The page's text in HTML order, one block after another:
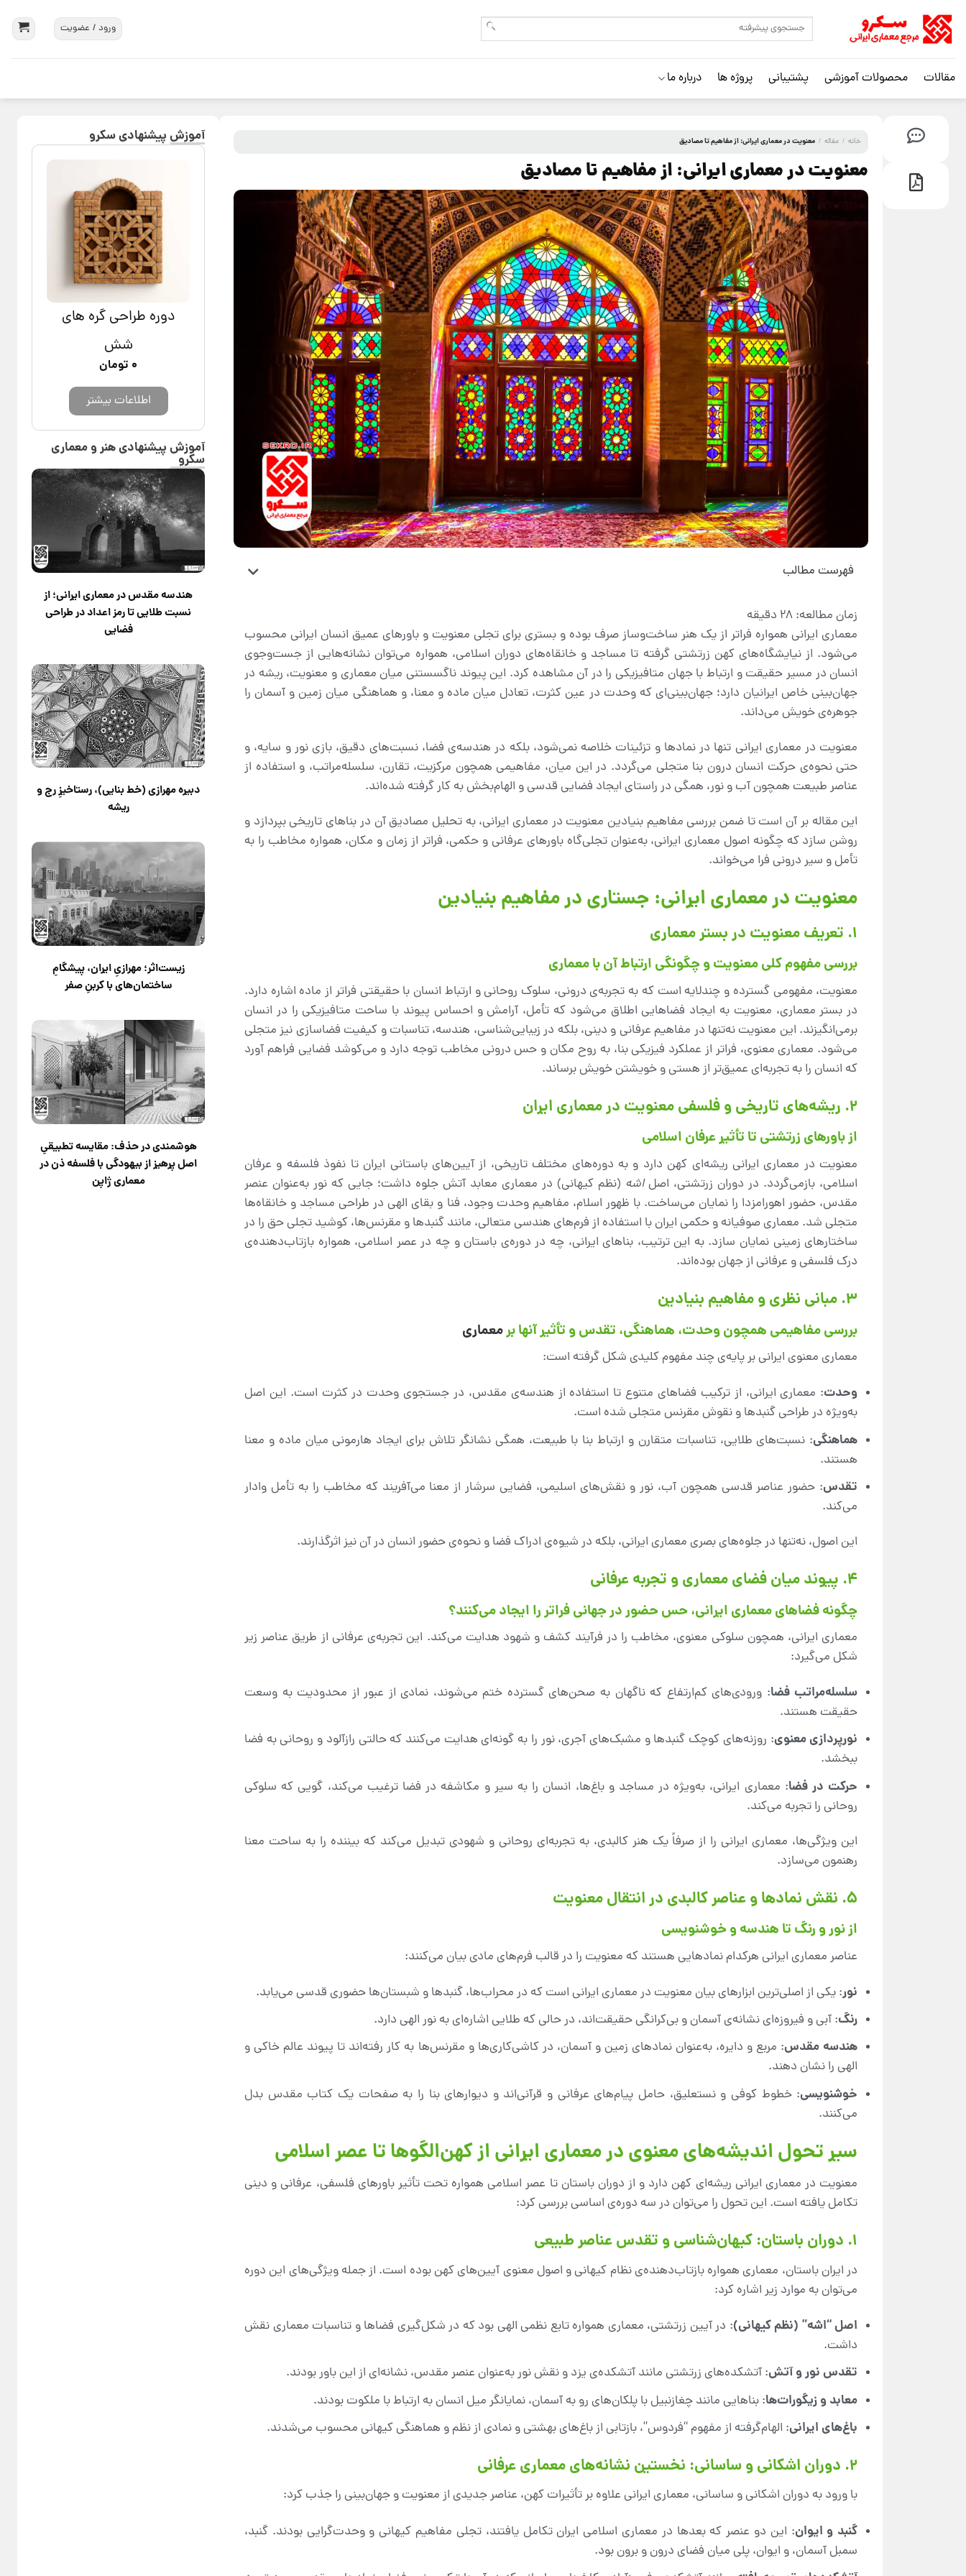
ورود / عضویت
مقالات محصولات آموزشی پشتیبانی پروژه ها درباره ما
خانه / مقاله / معنویت در معماری ایرانی: از مفاهیم تا مصادیق
معنویت در معماری ایرانی: از مفاهیم تا مصادیق
فهرست مطالب
معماری ایرانی همواره فراتر از یک هنر ساخت‌وساز صرف بوده و بستری برای تجلی معنویت و باورهای عمیق انسان ایرانی محسوب
می‌شود. از نیایشگاه‌های کهن زرتشتی گرفته تا مساجد و خانقاه‌های دوران اسلامی، همواره می‌توان نشانه‌هایی از جست‌وجوی
انسان در مسیر حقیقت و ارتباط با جهان متافیزیکی را در آن مشاهده کرد. این پیوند ناگسستنی میان معماری و معنویت، ریشه در
جهان‌بینی خاص ایرانیان دارد؛ جهان‌بینی‌ای که وحدت در عین کثرت، تعادل میان ماده و معنا، و هماهنگی میان زمین و آسمان را
جوهره‌ی خویش می‌داند.
معنویت در معماری ایرانی تنها در نمادها و تزئینات خلاصه نمی‌شود، بلکه در هندسه‌ی فضا، نسبت‌های دقیق، بازی نور و سایه، و
حتی نحوه‌ی حرکت انسان درون بنا متجلی می‌گردد. در این میان، مفاهیمی همچون مرکزیت، تقارن، سلسله‌مراتب، و استفاده از
عناصر طبیعت همچون آب و نور، همگی در راستای ایجاد فضایی قدسی و الهام‌بخش به کار گرفته شده‌اند.
این مقاله بر آن است تا ضمن بررسی مفاهیم بنیادین معنویت در معماری ایرانی، به تحلیل مصادیق آن در بناهای تاریخی بپردازد و
روشن سازد که چگونه اصول معماری ایرانی، به‌عنوان تجلی‌گاه باورهای عرفانی و حکمی، فراتر از زمان و مکان، همواره مخاطب را به
تأمل و سیر درونی فرا می‌خواند.
معنویت در معماری ایرانی: جستاری در مفاهیم بنیادین
۱. تعریف معنویت در بستر معماری
بررسی مفهوم کلی معنویت و چگونگی ارتباط آن با معماری
معنویت، مفهومی گسترده و چندلایه است که به تجربه‌ی درونی، سلوک روحانی و ارتباط انسان با حقیقتی فراتر از ماده اشاره دارد.
در بستر معماری، معنویت به ایجاد فضاهایی اطلاق می‌شود که تأمل، آرامش و احساس پیوند با ساحت متافیزیکی را در انسان
برمی‌انگیزند. این معنویت نه‌تنها در مفاهیم عرفانی و دینی، بلکه در زیبایی‌شناسی، هندسه، تناسبات و کیفیت فضاسازی نیز متجلی
می‌شود. معماری معنوی، فراتر از عملکرد فیزیکی بنا، به روح مکان و حس درونی مخاطب توجه دارد و می‌کوشد فضایی فراهم آورد
که انسان را به تجربه‌ای عمیق‌تر از هستی و خویشتن خویش برساند.
۲. ریشه‌های تاریخی و فلسفی معنویت در معماری ایران
از باورهای زرتشتی تا تأثیر عرفان اسلامی
معنویت در معماری ایرانی ریشه‌ای کهن دارد و به دوره‌های مختلف تاریخی، از آیین‌های باستانی ایران تا نفوذ فلسفه و عرفان
اسلامی، بازمی‌گردد. در دوران زرتشتی، اصلاشه (نظم کیهانی) در معماری معابد آتش جلوه داشت؛ جایی که نور به‌عنوان عنصر
مقدس، حضور اهورامزدا را نمایان می‌ساخت. با ظهور اسلام، مفاهیم وحدت وجود، فنا و بقای الهی در طراحی مساجد و خانقاه‌ها
متجلی شد. معماری صوفیانه و حکمی ایران با استفاده از فرم‌های هندسی متعالی، مانند گنبدها و مقرنس‌ها، کوشید تجلی حق را در
ساختارهای زمینی نمایان سازد. به این ترتیب، بناهای ایرانی، چه در دوره‌ی باستان و چه در عصر اسلامی، همواره بازتاب‌دهنده‌ی
درک فلسفی و عرفانی از جهان بوده‌اند.
۳. مبانی نظری و مفاهیم بنیادین
بررسی مفاهیمی همچون وحدت، هماهنگی، تقدس و تأثیر آنها برمعماری
معماری معنوی ایرانی بر پایه‌ی چند مفهوم کلیدی شکل گرفته است:
وحدت: معماری ایرانی، از ترکیب فضاهای متنوع تا استفاده از هندسه‌ی مقدس، در جستجوی وحدت در کثرت است. این اصل
به‌ویژه در طراحی گنبدها و نقوش مقرنس متجلی شده است.
هماهنگی: نسبت‌های طلایی، تناسبات متقارن و ارتباط بنا با طبیعت، همگی نشانگر تلاش برای ایجاد هارمونی میان ماده و معنا
هستند.
تقدس: حضور عناصر قدسی همچون آب، نور و نقش‌های اسلیمی، فضایی سرشار از معنا می‌آفریند که مخاطب را به تأمل وادار
می‌کند.
این اصول، نه‌تنها در جلوه‌های بصری معماری ایرانی، بلکه در شیوه‌ی ادراک فضا و نحوه‌ی حضور انسان در آن نیز اثرگذارند.
۴. پیوند میان فضای معماری و تجربه عرفانی
چگونه فضاهای معماری ایرانی، حس حضور در جهانی فراتر را ایجاد می‌کنند؟
معماری ایرانی، همچون سلوکی معنوی، مخاطب را در فرآیند کشف و شهود هدایت می‌کند. این تجربه‌ی عرفانی از طریق عناصر زیر
شکل می‌گیرد:
سلسله‌مراتب فضا: ورودی‌های کم‌ارتفاع که ناگهان به صحن‌های گسترده ختم می‌شوند، نمادی از عبور از محدودیت به وسعت
حقیقت هستند.
نورپردازی معنوی: روزنه‌های کوچک گنبدها و مشبک‌های آجری، نور را به گونه‌ای هدایت می‌کنند که حالتی رازآلود و روحانی به فضا
ببخشد.
حرکت در فضا: معماری ایرانی، به‌ویژه در مساجد و باغ‌ها، انسان را به سیر و مکاشفه در فضا ترغیب می‌کند، گویی که سلوکی
روحانی را تجربه می‌کند.
این ویژگی‌ها، معماری ایرانی را از صرفاً یک هنر کالبدی، به تجربه‌ای روحانی و شهودی تبدیل می‌کند که بیننده را به ساحت معنا
رهنمون می‌سازد.
۵. نقش نمادها و عناصر کالبدی در انتقال معنویت
از نور و رنگ تا هندسه و خوشنویسی
عناصر معماری ایرانی هرکدام نمادهایی هستند که معنویت را در قالب فرم‌های مادی بیان می‌کنند:
نور: یکی از اصلی‌ترین ابزارهای بیان معنویت در معماری ایرانی است که در محراب‌ها، گنبدها و شبستان‌ها حضوری قدسی می‌یابد.
رنگ: آبی و فیروزه‌ای نشانه‌ی آسمان و بی‌کرانگی حقیقت‌اند، در حالی که طلایی اشاره‌ای به نور الهی دارد.
هندسه مقدس: مربع و دایره، به‌عنوان نمادهای زمین و آسمان، در کاشی‌کاری‌ها و مقرنس‌ها به کار رفته‌اند تا پیوند عالم خاکی و
الهی را نشان دهند.
خوشنویسی: خطوط کوفی و نستعلیق، حامل پیام‌های عرفانی و قرآنی‌اند و دیوارهای بنا را به صفحات یک کتاب مقدس بدل
می‌کنند.
سیر تحول اندیشه‌های معنوی در معماری ایرانی از کهن‌الگوها تا عصر اسلامی
معنویت در معماری ایرانی ریشه‌ای کهن دارد و از دوران باستان تا عصر اسلامی همواره تحت تأثیر باورهای فلسفی، عرفانی و دینی
تکامل یافته است. این تحول را می‌توان در سه دوره‌ی اساسی بررسی کرد:
۱. دوران باستان: کیهان‌شناسی و تقدس عناصر طبیعی
در ایران باستان، معماری همواره بازتاب‌دهنده‌ی نظام کیهانی و اصول معنوی آیین‌های کهن بوده است. از جمله ویژگی‌های این دوره
می‌توان به موارد زیر اشاره کرد:
اصل “اشه” (نظم کیهانی): در آیین زرتشتی، معماری همواره تابع نظمی الهی بود که در شکل‌گیری فضاها و تناسبات معماری نقش
داشت.
تقدس نور و آتش: آتشکده‌های زرتشتی مانند آتشکده‌ی یزد و نقش نور به‌عنوان عنصر مقدس، نشانه‌ای از این باور بودند.
معابد و زیگورات‌ها: بناهایی مانند چغازنبیل با پلکان‌های رو به آسمان، نمایانگر میل انسان به ارتباط با ملکوت بودند.
باغ‌های ایرانی: الهام‌گرفته از مفهوم “فردوس”، بازتابی از باغ‌های بهشتی و نمادی از نظم و هماهنگی کیهانی محسوب می‌شدند.
۲. دوران اشکانی و ساسانی: نخستین نشانه‌های معماری عرفانی
با ورود به دوران اشکانی و ساسانی، معماری ایرانی علاوه بر تأثیرات کهن، عناصر جدیدی از معنویت و جهان‌بینی را جذب کرد:
گنبد و ایوان: این دو عنصر که بعدها در معماری اسلامی ایران تکامل یافتند، تجلی مفاهیم کیهانی و وحدت‌گرایی بودند. گنبد،
سمبل آسمان، و ایوان، پلی میان فضای درون و برون بود.
آموزش پیشنهادی سکرو
دوره طراحی گره های
شش
۰ تومان
اطلاعات بیشتر
آموزش پیشنهادی هنر و معماری
سکرو
هندسه مقدس در معماری ایرانی؛ از
نسبت طلایی تا رمز اعداد در طراحی
فضایی
دبیره مهرازی (خط بنایی)، رستاخیزِ رج و
ریشه
زیست‌اثر؛ مهرازیِ ایران، پیشگامِ
ساختمان‌های با کربنِ صفر
هوشمندی در حذف: مقایسه تطبیقیِ
اصل پرهیز از بیهودگی با فلسفه ذن در
معماری ژاپن